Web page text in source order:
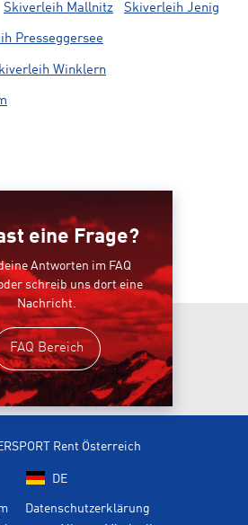
Skiverleih Mallnitz Skiverleih Jenig
Presseggersee
Winklern
eine Frage?
Antworten im FAQ
schreib uns dort eine
Nachricht.
FAQ Bereich
Rent Österreich
DE
Datenschutzerklärung